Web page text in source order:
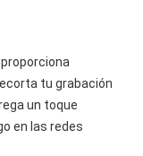
tu grabación
un toque
en las redes